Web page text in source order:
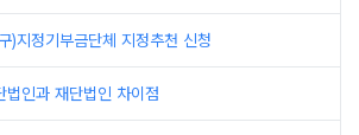
)지정기부금단체 지정추천 신청
법인과 재단법인 차이점